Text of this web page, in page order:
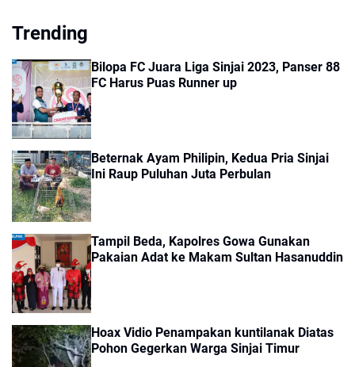
Trending
Bilopa FC Juara Liga Sinjai 2023, Panser 88
FC Harus Puas Runner up
Beternak Ayam Philipin, Kedua Pria Sinjai
Ini Raup Puluhan Juta Perbulan
Tampil Beda, Kapolres Gowa Gunakan
Pakaian Adat ke Makam Sultan Hasanuddin
Hoax Vidio Penampakan kuntilanak Diatas
Pohon Gegerkan Warga Sinjai Timur